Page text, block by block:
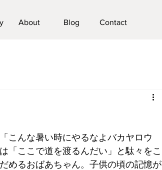
About Blog Contact
こんな暑い時にやるなよバカヤロウ
「ここで道を渡るんだい」と駄々をこ
めるおばあちゃん。子供の頃の記憶が